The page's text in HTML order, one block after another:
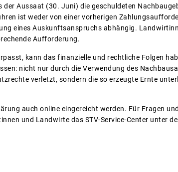
Aussaat (30. Juni) die geschuldeten
ist weder von einer vorherigen
eines Auskunftsanspruchs abhängig.
Aufforderung.
kann das finanzielle und rechtliche Folgen
nicht nur durch die Verwendung des
verletzt, sondern die so erzeugte Ernte
auch online eingereicht werden. Für Fragen
und Landwirte das STV-Service-Center unter